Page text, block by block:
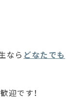
なら どなたでも
迎です！